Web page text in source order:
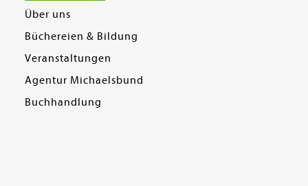
Über uns
Büchereien & Bildung
Veranstaltungen
Agentur Michaelsbund
Buchhandlung